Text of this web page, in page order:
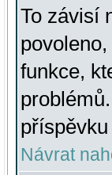
To závisí
funkce,
Návrat